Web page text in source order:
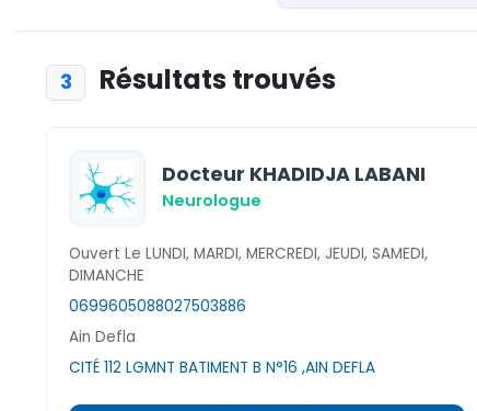
3 Résultats trouvés
Docteur KHADIDJA LABANI
Neurologue
Ouvert Le LUNDI, MARDI, MERCREDI, JEUDI, SAMEDI,
DIMANCHE
0699605088027503886
Ain Defla
CITÉ 112 LGMNT BATIMENT B N°16 ,AIN DEFLA